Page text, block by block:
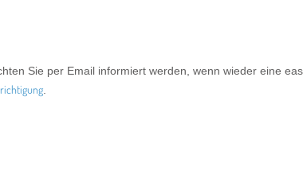
Sie per Email informiert werden, wenn wieder eine